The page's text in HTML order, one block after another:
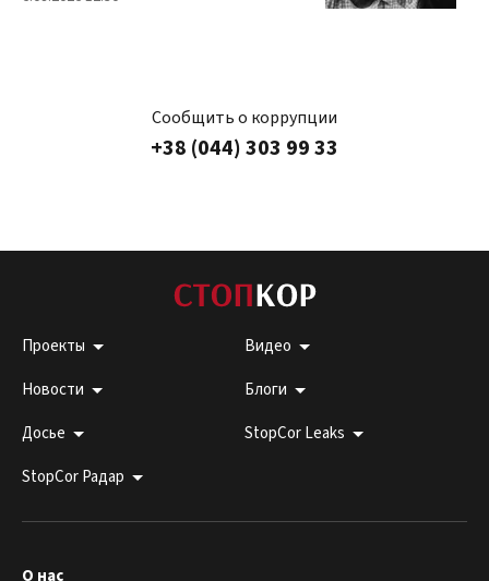
Сообщить о коррупции
+38 (044) 303 99 33
Проекты
Видео
Новости
Блоги
Досье
StopCor Leaks
StopCor Радар
О нас